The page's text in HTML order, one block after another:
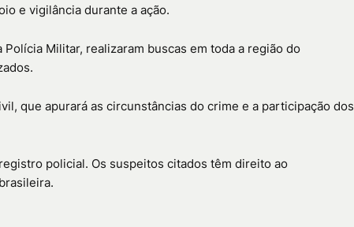
e vigilância durante a ação.
Polícia Militar, realizaram buscas em toda a região do
que apurará as circunstâncias do crime e a participação dos
policial. Os suspeitos citados têm direito ao